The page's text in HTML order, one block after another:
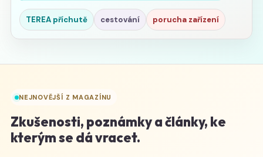
TEREA příchutě cestování porucha zařízení
NEJNOVĚJŠÍ Z MAGAZÍNU
Zkušenosti, poznámky a články, ke
kterým se dá vracet.